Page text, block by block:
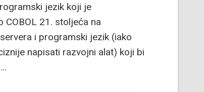
jezik koji je
COBOL 21. stoljeća na
i programski jezik (iako
napisati razvojni alat) koji bi